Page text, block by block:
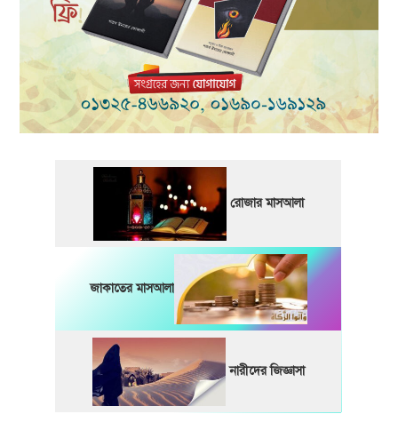
রোজার মাসআলা
জাকাতের মাসআলা
নারীদের জিজ্ঞাসা